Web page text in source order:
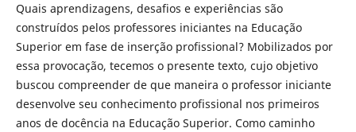
Quais aprendizagens, desafios e experiências são
construídos pelos professores iniciantes na Educação
Superior em fase de inserção profissional? Mobilizados por
essa provocação, tecemos o presente texto, cujo objetivo
buscou compreender de que maneira o professor iniciante
desenvolve seu conhecimento profissional nos primeiros
anos de docência na Educação Superior. Como caminho